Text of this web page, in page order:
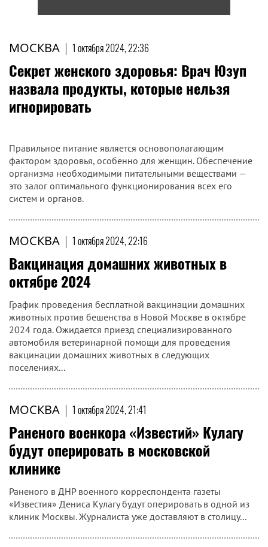
МОСКВА | 1 октября 2024, 22:36
Секрет женского здоровья: Врач Юзуп
назвала продукты, которые нельзя
игнорировать
Правильное питание является основополагающим
фактором здоровья, особенно для женщин. Обеспечение
организма необходимыми питательными веществами —
это залог оптимального функционирования всех его
систем и органов.
МОСКВА | 1 октября 2024, 22:16
Вакцинация домашних животных в
октябре 2024
График проведения бесплатной вакцинации домашних
животных против бешенства в Новой Москве в октябре
2024 года. Ожидается приезд специализированного
автомобиля ветеринарной помощи для проведения
вакцинации домашних животных в следующих
поселениях...
МОСКВА | 1 октября 2024, 21:41
Раненого военкора «Известий» Кулагу
будут оперировать в московской
клинике
Раненого в ДНР военного корреспондента газеты
«Известия» Дениса Кулагу будут оперировать в одной из
клиник Москвы. Журналиста уже доставляют в столицу...